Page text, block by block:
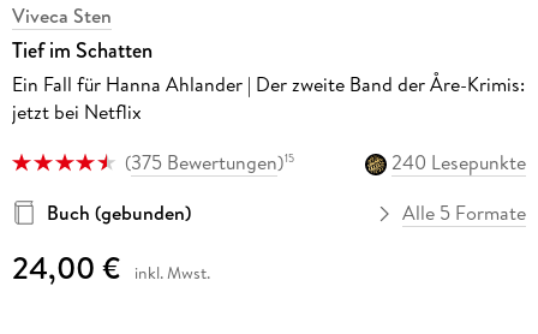
Viveca Sten
Tief im Schatten
Ein Fall für Hanna Ahlander | Der zweite Band der Åre-Krimis:
jetzt bei Netflix
(375 Bewertungen)15
240 Lesepunkte
Buch (gebunden)
Alle 5 Formate
24,00 € inkl. Mwst.